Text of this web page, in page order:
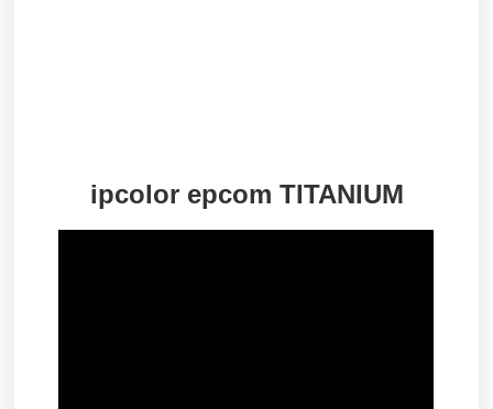
ipcolor epcom TITANIUM